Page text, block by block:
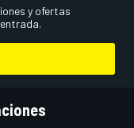
y ofertas